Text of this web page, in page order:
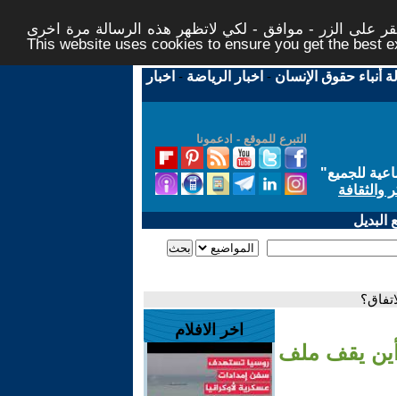
على الزر - موافق - لكي لاتظهر هذه الرسالة مرة اخرى -
This website uses cookies to ensure you get the best
أنباء حقوق الإنسان - اخبار الرياضة - اخبار
التبرع للموقع - ادعمونا
للجميع"
والثقافة
البديل
يقف ملف
اخر الافلام